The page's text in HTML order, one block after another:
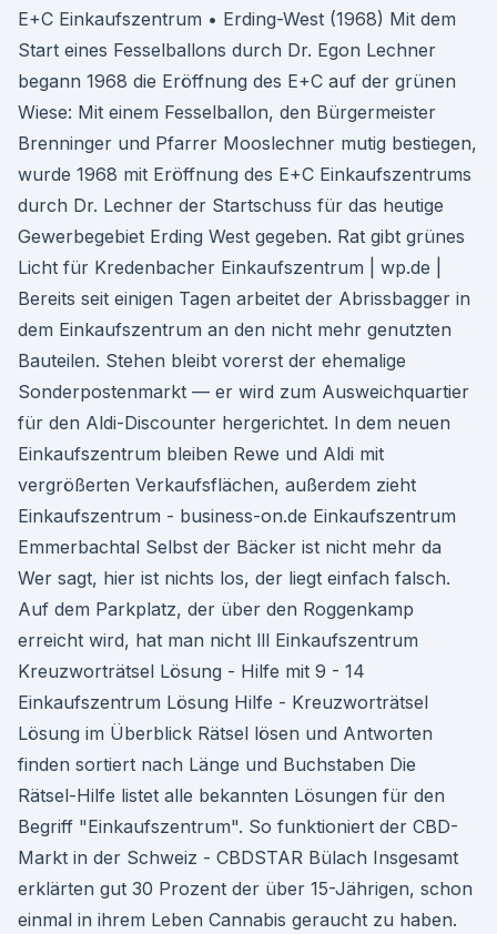
E+C Einkaufszentrum • Erding-West (1968) Mit dem
Start eines Fesselballons durch Dr. Egon Lechner
begann 1968 die Eröffnung des E+C auf der grünen
Wiese: Mit einem Fesselballon, den Bürgermeister
Brenninger und Pfarrer Mooslechner mutig bestiegen,
wurde 1968 mit Eröffnung des E+C Einkaufszentrums
durch Dr. Lechner der Startschuss für das heutige
Gewerbegebiet Erding West gegeben. Rat gibt grünes
Licht für Kredenbacher Einkaufszentrum | wp.de |
Bereits seit einigen Tagen arbeitet der Abrissbagger in
dem Einkaufszentrum an den nicht mehr genutzten
Bauteilen. Stehen bleibt vorerst der ehemalige
Sonderpostenmarkt — er wird zum Ausweichquartier
für den Aldi-Discounter hergerichtet. In dem neuen
Einkaufszentrum bleiben Rewe und Aldi mit
vergrößerten Verkaufsflächen, außerdem zieht
Einkaufszentrum - business-on.de Einkaufszentrum
Emmerbachtal Selbst der Bäcker ist nicht mehr da
Wer sagt, hier ist nichts los, der liegt einfach falsch.
Auf dem Parkplatz, der über den Roggenkamp
erreicht wird, hat man nicht lll Einkaufszentrum
Kreuzworträtsel Lösung - Hilfe mit 9 - 14
Einkaufszentrum Lösung Hilfe - Kreuzworträtsel
Lösung im Überblick Rätsel lösen und Antworten
finden sortiert nach Länge und Buchstaben Die
Rätsel-Hilfe listet alle bekannten Lösungen für den
Begriff "Einkaufszentrum". So funktioniert der CBD-
Markt in der Schweiz - CBDSTAR Bülach Insgesamt
erklärten gut 30 Prozent der über 15-Jährigen, schon
einmal in ihrem Leben Cannabis geraucht zu haben.